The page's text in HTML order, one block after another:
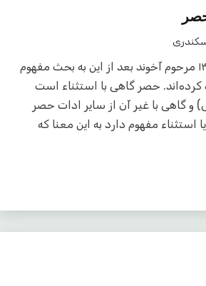
جلسه ۱۹ – ۱۸ مهر ۱۴۰۳ مرحوم آخوند بعد از این به بحث مفهوم
کرده‌اند. حصر گاهی با استثناء است
و گاهی با غیر آن از سایر ادات حصر
استثناء مفهوم دارد به این معنا که